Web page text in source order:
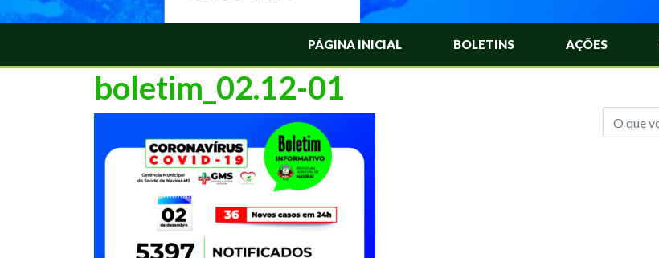
PÁGINA INICIAL BOLETINS AÇÕES
boletim_02.12-01